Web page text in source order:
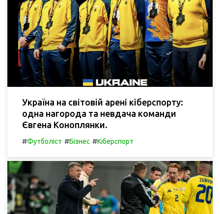
Україна на світовій арені кіберспорту:
одна нагорода та невдача команди
Євгена Коноплянки.
#Футболіст #Бізнес #Кіберспорт